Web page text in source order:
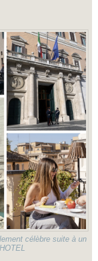
célèbre suite à un